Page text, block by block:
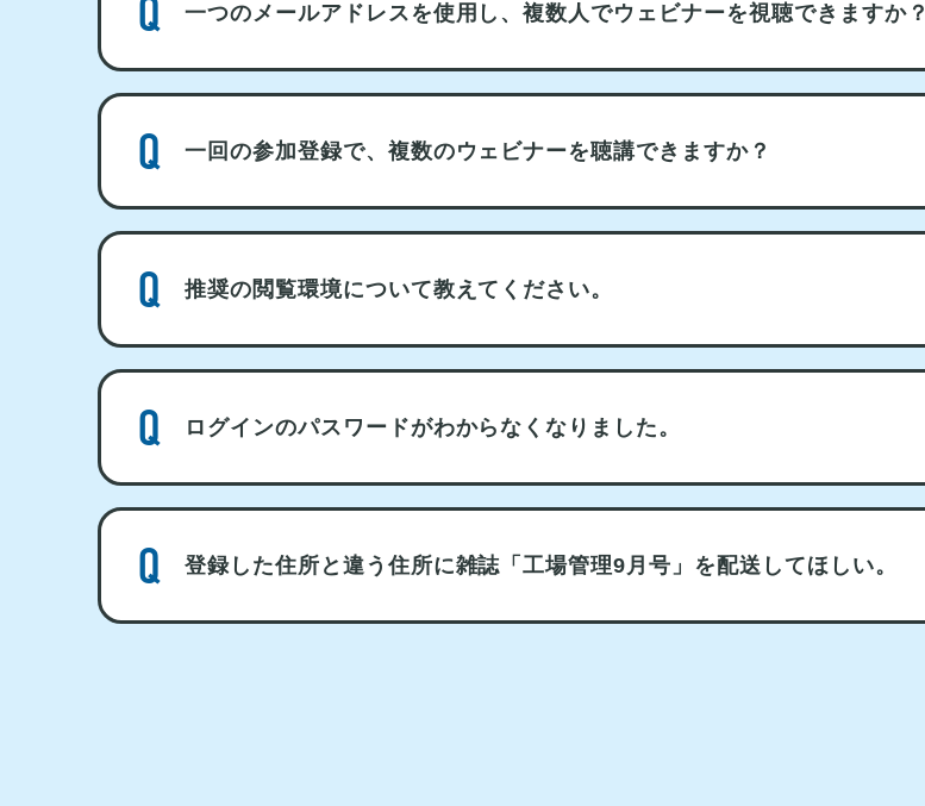
一つのメールアドレスを使用し、複数人でウェビナーを視聴できますか？
一回の参加登録で、複数のウェビナーを聴講できますか？
推奨の閲覧環境について教えてください。
ログインのパスワードがわからなくなりました。
登録した住所と違う住所に雑誌「工場管理9月号」を配送してほしい。